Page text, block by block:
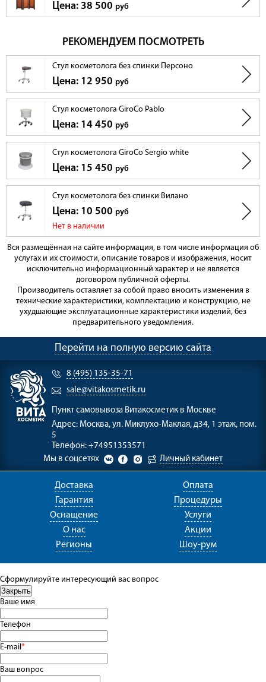
Цена: 38 500 руб
РЕКОМЕНДУЕМ ПОСМОТРЕТЬ
Стул косметолога без спинки Персоно
Цена: 12 950 руб
Стул косметолога GiroCo Pablo
Цена: 14 450 руб
Стул косметолога GiroCo Sergio white
Цена: 15 450 руб
Стул косметолога без спинки Вилано
Цена: 10 500 руб
Нет в наличии
Вся размещённая на сайте информация, в том числе информация об
услугах и их стоимости, описание товаров и изображения, носит
исключительно информационный характер и не является
договором публичной оферты.
Производитель оставляет за собой право вносить изменения в
технические характеристики, комплектацию и конструкцию, не
ухудшающие эксплуатационные характеристики изделий, без
предварительного уведомления.
Перейти на полную версию сайта
8 (495) 135-35-71
sale@vitakosmetik.ru
Пункт самовывоза Витакосметик в Москве
Адрес: Москва, ул. Миклухо-Маклая, д34, 1 этаж, пом.
5
Телефон: +74951353571
Мы в соцсетях
Личный кабинет
Доставка
Оплата
Гарантия
Процедуры
Оснащение
Услуги
О нас
Акции
Регионы
Шоу-рум
Сформулируйте интересующий вас вопрос
Ваше имя
Телефон
E-mail*
Ваш вопрос